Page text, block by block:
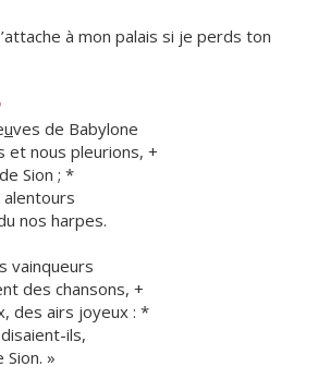
à mon palais si je perds ton
uves de Babylone
et nous pleurions, +
Sion ; *
nos harpes.
vainqueurs
des chansons, +
des airs joyeux : *
ils,
Sion. »